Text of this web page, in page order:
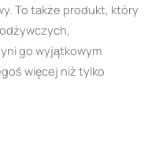
To także produkt, który
go wyjątkowym
więcej niż tylko